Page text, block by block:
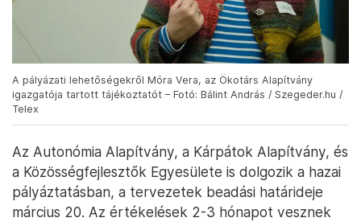
A pályázati lehetőségekről Móra Vera, az Ökotárs Alapítvány
igazgatója tartott tájékoztatót – Fotó: Bálint András / Szegeder.hu /
Telex
Az Autonómia Alapítvány, a Kárpátok Alapítvány, és
a Közösségfejlesztők Egyesülete is dolgozik a hazai
pályáztatásban, a tervezetek beadási határideje
március 20. Az értékelések 2-3 hónapot vesznek